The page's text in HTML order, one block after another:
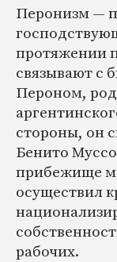
Перонизм —
протяжении
связывают с
Пероном,
стороны, он
Бенито
прибежище
осуществил
рабочих.